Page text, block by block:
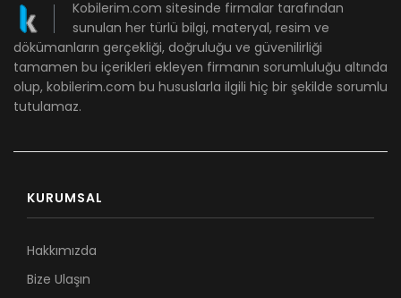
Kobilerim.com sitesinde firmalar tarafından
sunulan her türlü bilgi, materyal, resim ve
dökümanların gerçekliği, doğruluğu ve güvenilirliği
tamamen bu içerikleri ekleyen firmanın sorumluluğu altında
olup, kobilerim.com bu hususlarla ilgili hiç bir şekilde sorumlu
tutulamaz.
KURUMSAL
Hakkımızda
Bize Ulaşın